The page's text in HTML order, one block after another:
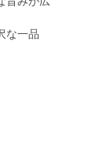
な一品